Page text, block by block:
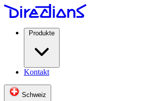
Produkte
Kontakt
Schweiz